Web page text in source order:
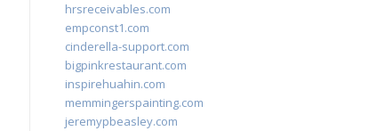
hrsreceivables.com
empconst1.com
cinderella-support.com
bigpinkrestaurant.com
inspirehuahin.com
memmingerspainting.com
jeremypbeasley.com